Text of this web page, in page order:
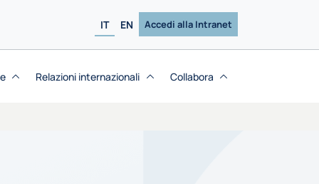
IT EN Accedi alla Intranet
Relazioni internazionali Collabora